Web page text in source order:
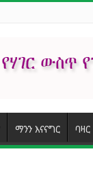
ማንን እናናግር ባዛር